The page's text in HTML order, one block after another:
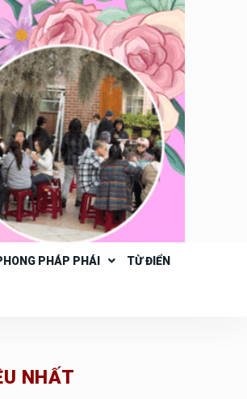
PHÁP PHÁI TỪ ĐIỂN
NHẤT